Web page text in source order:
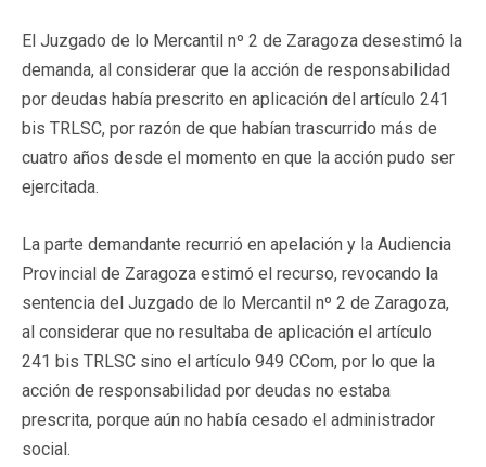
El Juzgado de lo Mercantil nº 2 de Zaragoza desestimó la
demanda, al considerar que la acción de responsabilidad
por deudas había prescrito en aplicación del artículo 241
bis TRLSC, por razón de que habían trascurrido más de
cuatro años desde el momento en que la acción pudo ser
ejercitada.
La parte demandante recurrió en apelación y la Audiencia
Provincial de Zaragoza estimó el recurso, revocando la
sentencia del Juzgado de lo Mercantil nº 2 de Zaragoza,
al considerar que no resultaba de aplicación el artículo
241 bis TRLSC sino el artículo 949 CCom, por lo que la
acción de responsabilidad por deudas no estaba
prescrita, porque aún no había cesado el administrador
social.